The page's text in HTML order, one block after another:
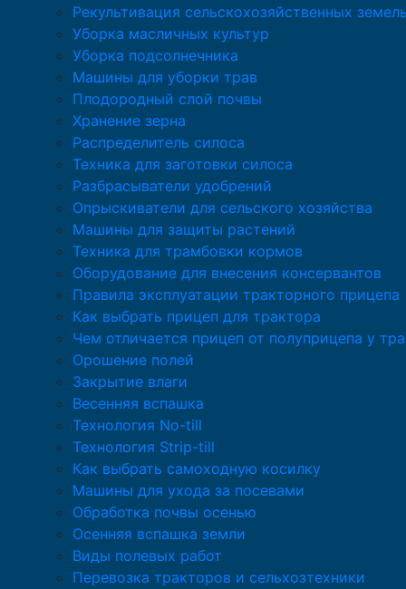
Рекультивация сельскохозяйственных
Уборка масличных культур
Уборка подсолнечника
Машины для уборки трав
Плодородный слой почвы
Хранение зерна
Распределитель силоса
Техника для заготовки силоса
Разбрасыватели удобрений
Опрыскиватели для сельского хозяйства
Машины для защиты растений
Техника для трамбовки кормов
Оборудование для внесения консервантов
Правила эксплуатации тракторного прицепа
Как выбрать прицеп для трактора
Чем отличается прицеп от полуприцепа у
Орошение полей
Закрытие влаги
Весенняя вспашка
Технология No-till
Технология Strip-till
Как выбрать самоходную косилку
Машины для ухода за посевами
Обработка почвы осенью
Осенняя вспашка земли
Виды полевых работ
Перевозка тракторов и сельхозтехники